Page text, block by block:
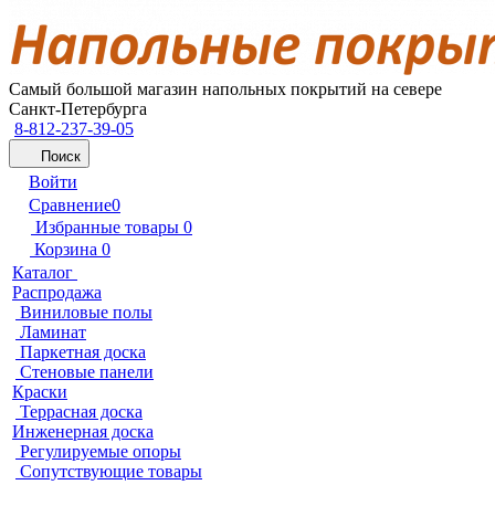
Самый большой магазин напольных покрытий на севере
Санкт-Петербурга
8-812-237-39-05
Поиск
Войти
Сравнение0
Избранные товары 0
Корзина 0
Каталог
Распродажа
Виниловые полы
Ламинат
Паркетная доска
Стеновые панели
Краски
Террасная доска
Инженерная доска
Регулируемые опоры
Сопутствующие товары